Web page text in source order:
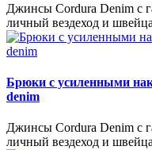
Джинсы Cordura Denim с
личный вездеход и
Брюки с усиленными
denim
Джинсы Cordura Denim с
личный вездеход и